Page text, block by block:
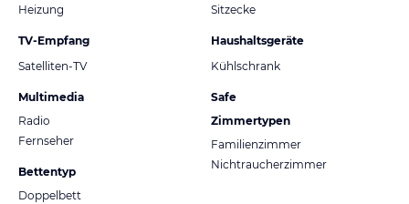
Heizung
TV-Empfang
Satelliten-TV
Multimedia
Radio
Fernseher
Bettentyp
Doppelbett
Sitzecke
Haushaltsgeräte
Kühlschrank
Safe
Zimmertypen
Familienzimmer
Nichtraucherzimmer